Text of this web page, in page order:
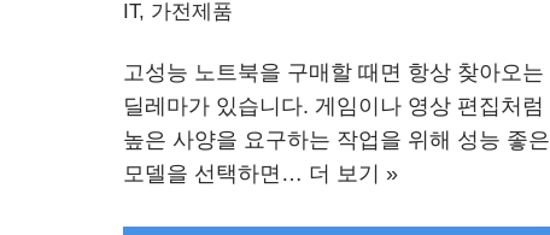
IT, 가전제품
고성능 노트북을 구매할 때면 항상 찾아오는
딜레마가 있습니다. 게임이나 영상 편집처럼
높은 사양을 요구하는 작업을 위해 성능 좋은
모델을 선택하면… 더 보기 »